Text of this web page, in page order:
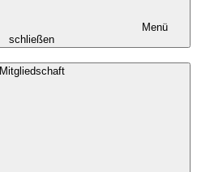
Menü
schließen
Mitgliedschaft